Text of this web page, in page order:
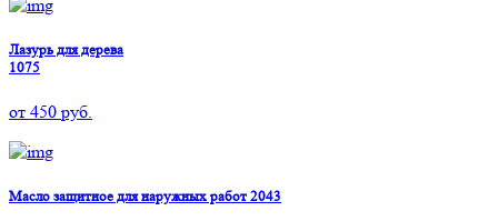
Лазурь для дерева
1075
от 450 руб.
Масло защитное для наружных работ 2043